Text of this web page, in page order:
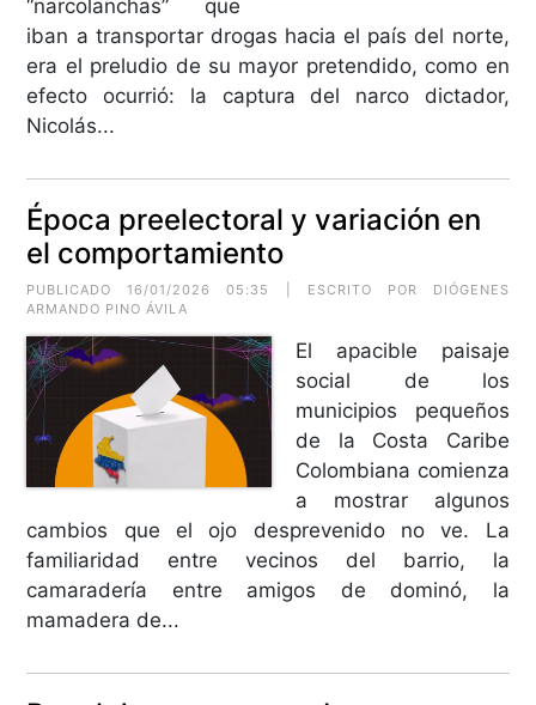
“narcolanchas” que
iban a transportar drogas hacia el país del norte,
era el preludio de su mayor pretendido, como en
efecto ocurrió: la captura del narco dictador,
Nicolás...
Época preelectoral y variación en
el comportamiento
PUBLICADO 16/01/2026 05:35 | ESCRITO POR
DIÓGENES
ARMANDO PINO ÁVILA
El apacible paisaje
social de los
municipios pequeños
de la Costa Caribe
Colombiana comienza
a mostrar algunos
cambios que el ojo desprevenido no ve. La
familiaridad entre vecinos del barrio, la
camaradería entre amigos de dominó, la
mamadera de...